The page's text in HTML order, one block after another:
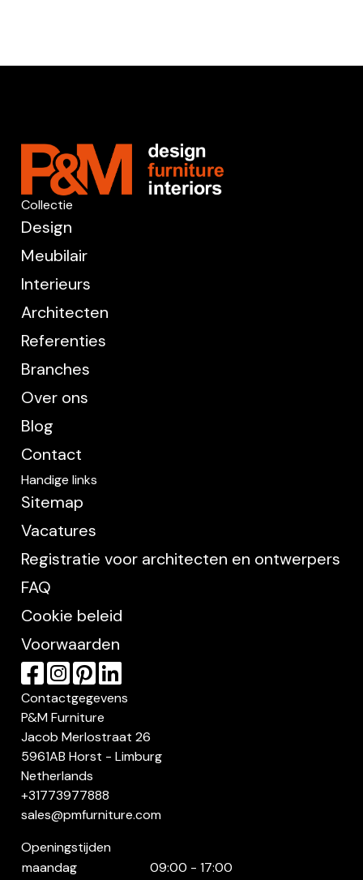
Collectie
Design
Meubilair
Interieurs
Architecten
Referenties
Branches
Over ons
Blog
Contact
Handige links
Sitemap
Vacatures
Registratie voor architecten en ontwerpers
FAQ
Cookie beleid
Voorwaarden
Contactgegevens
P&M Furniture
Jacob Merlostraat 26
5961AB Horst - Limburg
Netherlands
+31773977888
sales@pmfurniture.com
Openingstijden
maandag
09:00 - 17:00